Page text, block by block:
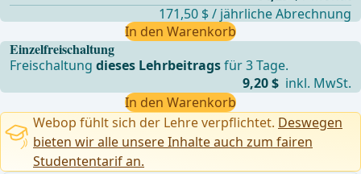
Einzelfreischaltung
Freischaltungdieses Lehrbeitragsfür 3 Tage.
9,20 $ inkl. MwSt.
In den Warenkorb
171,50 $ / jährliche Abrechnung
In den Warenkorb
Webop fühlt sich der Lehre verpflichtet. Deswegen
bieten wir alle unsere Inhalte auch zum fairen
Studententarif an.